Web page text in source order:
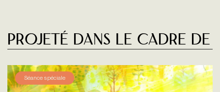
Projeté dans le cadre de
Séance spéciale